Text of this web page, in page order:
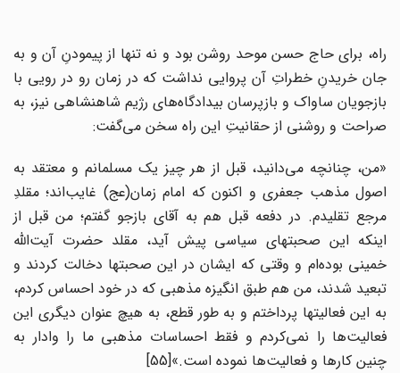
راه، برای حاج حسن موحد روشن بود و نه تنها از پیمودنِ آن و به
جان خریدنِ خطراتِ آن پروایی نداشت که در زمان رو در رویی با
بازجویان ساواک و بازپرسان بیدادگاه‌های رژیم شاهنشاهی نیز، به
صراحت و روشنی از حقانیتِ این راه سخن می‌گفت:
«من، چنانچه می‌دانید، قبل از هر چیز یک مسلمانم و معتقد به
اصول مذهب جعفری و اکنون که امام زمان(عج) غایب‌اند؛ مقلدِ
مرجع تقلیدم. در دفعه قبل هم به آقای بازجو گفتم؛ من قبل از
اینکه این صحبتهای سیاسی پیش آید، مقلد حضرت آیت‌الله
خمینی بوده‌ام و وقتی که ایشان در این صحبتها دخالت کردند و
تبعید شدند، من هم طبق انگیزه مذهبی که در خود احساس کردم،
به این فعالیتها پرداختم و به طور قطع، به هیچ عنوان دیگری این
فعالیت‌ها را نمی‌کردم و فقط احساسات مذهبی ما را وادار به
چنین کارها و فعالیت‌ها نموده است.»[55]